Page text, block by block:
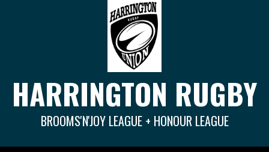
HARRINGTON RUGBY
BROOMS'N'JOY LEAGUE + HONOUR LEAGUE